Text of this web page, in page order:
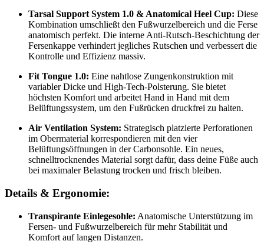
Tarsal Support System 1.0 & Anatomical Heel Cup: Diese
Kombination umschließt den Fußwurzelbereich und die Ferse
anatomisch perfekt. Die interne Anti-Rutsch-Beschichtung der
Fersenkappe verhindert jegliches Rutschen und verbessert die
Kontrolle und Effizienz massiv.
Fit Tongue 1.0: Eine nahtlose Zungenkonstruktion mit
variabler Dicke und High-Tech-Polsterung. Sie bietet
höchsten Komfort und arbeitet Hand in Hand mit dem
Belüftungssystem, um den Fußrücken druckfrei zu halten.
Air Ventilation System: Strategisch platzierte Perforationen
im Obermaterial korrespondieren mit den vier
Belüftungsöffnungen in der Carbonsohle. Ein neues,
schnelltrocknendes Material sorgt dafür, dass deine Füße auch
bei maximaler Belastung trocken und frisch bleiben.
Details & Ergonomie:
Transpirante Einlegesohle: Anatomische Unterstützung im
Fersen- und Fußwurzelbereich für mehr Stabilität und
Komfort auf langen Distanzen.